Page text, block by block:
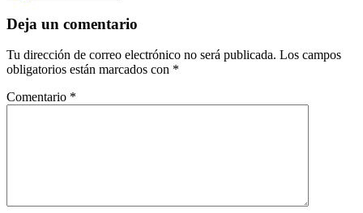
Deja un comentario
Tu dirección de correo electrónico no será publicada. Los campos
obligatorios están marcados con *
Comentario *